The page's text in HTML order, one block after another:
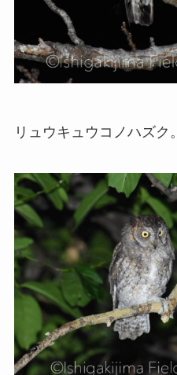
リュウキュウコノハズク。